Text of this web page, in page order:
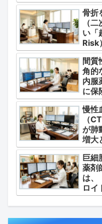
テル
新薬
ら
骨折
（
い「
Risk
間質
角的
内服
に保
ある
（
剤
慢性
（
が肺
増大
難病
巨細
薬剤
は、
ロイ
「再
（ト
の適